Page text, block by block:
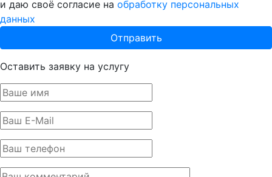
и даю своё согласие на обработку персональных
данных
Оставить заявку на услугу